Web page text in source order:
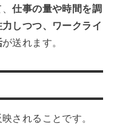
、仕事の量や時間を調
しつつ、ワークライ
が送れます。
されることです。